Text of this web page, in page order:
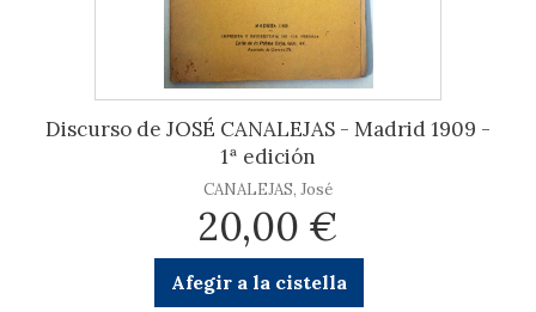
Discurso de JOSÉ CANALEJAS - Madrid 1909 -
1ª edición
CANALEJAS, José
20,00 €
Afegir a la cistella